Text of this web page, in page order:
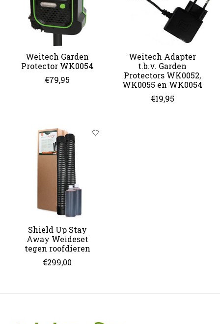
Weitech Garden
Protector WK0054
€79,95
Weitech Adapter
t.b.v. Garden
Protectors WK0052,
WK0055 en WK0054
€19,95
Shield Up Stay
Away Weideset
tegen roofdieren
€299,00